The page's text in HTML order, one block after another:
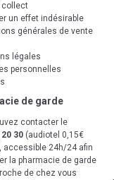
collect
un effet indésirable
générales de vente
légales
personnelles
de garde
contacter le
30 (audiotel 0,15€
accessible 24h/24 afin
la pharmacie de garde
de chez vous